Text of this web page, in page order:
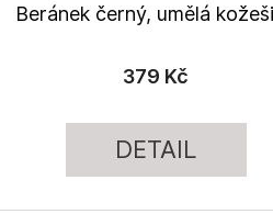
Beránek černý, umělá
379 Kč
DETAIL